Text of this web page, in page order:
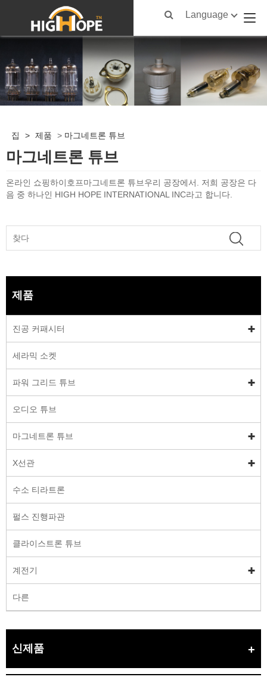
Language
집 > 제품 > 마그네트론 튜브
마그네트론 튜브
온라인 쇼핑하이호프마그네트론 튜브우리 공장에서. 저희 공장은 다
음 중 하나인 HIGH HOPE INTERNATIONAL INC라고 합니다.
제품
진공 커패시터
세라믹 소켓
파워 그리드 튜브
오디오 튜브
마그네트론 튜브
X선관
수소 티라트론
펄스 진행파관
클라이스트론 튜브
계전기
다른
신제품